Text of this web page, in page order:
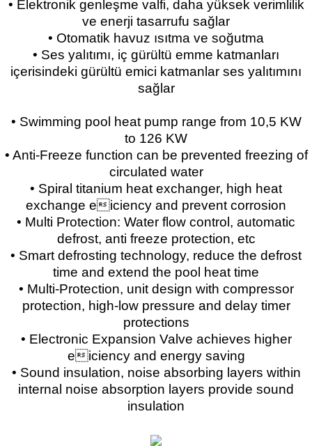
• Elektronik genleşme valfi, daha yüksek verimlilik
ve enerji tasarrufu sağlar
• Otomatik havuz ısıtma ve soğutma
• Ses yalıtımı, iç gürültü emme katmanları
içerisindeki gürültü emici katmanlar ses yalıtımını
sağlar
• Swimming pool heat pump range from 10,5 KW
to 126 KW
• Anti-Freeze function can be prevented freezing of
circulated water
• Spiral titanium heat exchanger, high heat
exchange eiciency and prevent corrosion
• Multi Protection: Water flow control, automatic
defrost, anti freeze protection, etc
• Smart defrosting technology, reduce the defrost
time and extend the pool heat time
• Multi-Protection, unit design with compressor
protection, high-low pressure and delay timer
protections
• Electronic Expansion Valve achieves higher
eiciency and energy saving
• Sound insulation, noise absorbing layers within
internal noise absorption layers provide sound
insulation